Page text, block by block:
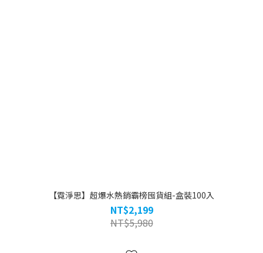
【霓淨思】超爆水熱銷霸榜囤貨組-盒裝100入
NT$2,199
NT$5,980